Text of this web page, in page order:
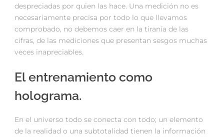
despreciadas por quien las hace. Una medición no es
necesariamente precisa por todo lo que llevamos
comprobado, no debemos caer en la tiranía de las
cifras, de las mediciones que presentan sesgos muchas
veces inapreciables.
El entrenamiento como
holograma.
En el universo todo se conecta con todo; un elemento
de la realidad o una subtotalidad tienen la información